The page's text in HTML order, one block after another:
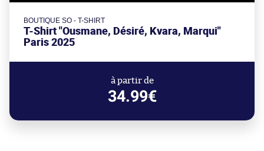
BOUTIQUE SO - T-SHIRT
T-Shirt "Ousmane, Désiré, Kvara, Marqui"
Paris 2025
à partir de
34.99€